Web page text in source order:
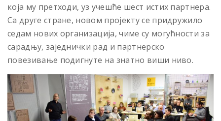
која му претходи, уз учешће шест истих партнера.
Са друге стране, новом пројекту се придружило
седам нових организација, чиме су могућности за
сарадњу, заједнички рад и партнерско
повезивање подигнуте на знатно виши ниво.